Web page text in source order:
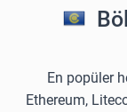
En popüler
Ethereum,